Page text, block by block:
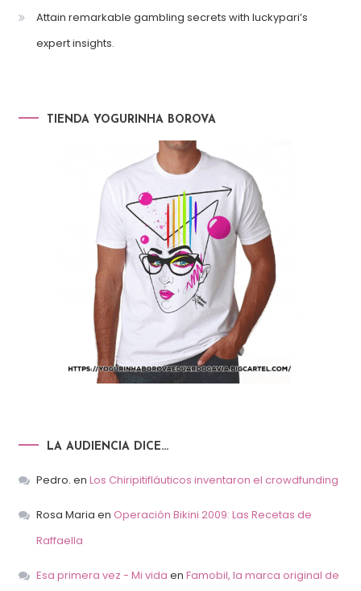
Attain remarkable gambling secrets with luckypari’s
expert insights.
TIENDA YOGURINHA BOROVA
LA AUDIENCIA DICE…
Pedro. en Los Chiripitifláuticos inventaron el crowdfunding
Rosa Maria en Operación Bikini 2009: Las Recetas de
Raffaella
Esa primera vez - Mi vida en Famobil, la marca original de